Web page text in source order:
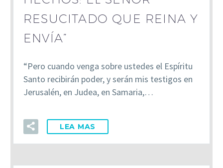
RESUCITADO QUE REINA Y
ENVÍA”
“Pero cuando venga sobre ustedes el Espíritu
Santo recibirán poder, y serán mis testigos en
Jerusalén, en Judea, en Samaria,…
LEA MAS